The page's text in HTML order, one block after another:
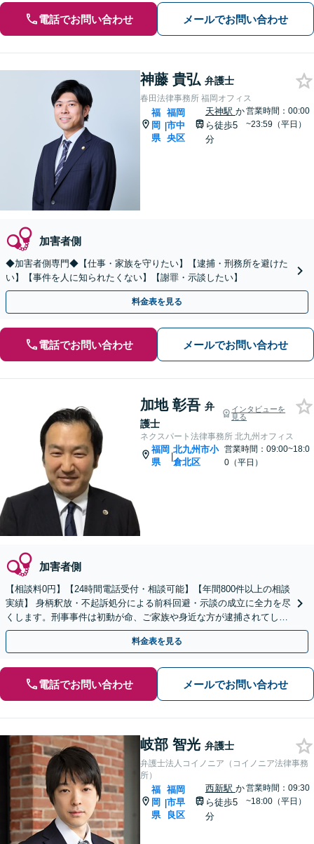
電話でお問い合わせ メールでお問い合わせ
神藤 貴弘 弁護士
春田法律事務所 福岡オフィス
福
岡
県
|
福岡
市中
央区
天神駅 か
ら徒歩5
分
営業時間：00:00
~23:59（平日）
加害者側
◆加害者側専門◆【仕事・家族を守りたい】【逮捕・刑務所を避けた
い】【事件を人に知られたくない】【謝罪・示談したい】
料金表を見る
電話でお問い合わせ メールでお問い合わせ
加地 彰吾 弁
護士
インタビューを
見る
ネクスパート法律事務所 北九州オフィス
福岡
県
|
北九州市小
倉北区
営業時間：09:00~18:0
0（平日）
加害者側
【相談料0円】【24時間電話受付・相談可能】【年間800件以上の相談
実績】 身柄釈放・不起訴処分による前科回避・示談の成立に全力を尽
くします。刑事事件は初動が命、ご家族や身近な方が逮捕されてしま
ったら一刻も早くお電話ください。
料金表を見る
電話でお問い合わせ メールでお問い合わせ
岐部 智光 弁護士
弁護士法人コイノニア（コイノニア法律事務
所）
福
岡
県
|
福岡
市早
良区
西新駅 か
ら徒歩5
分
営業時間：09:30
~18:00（平日）